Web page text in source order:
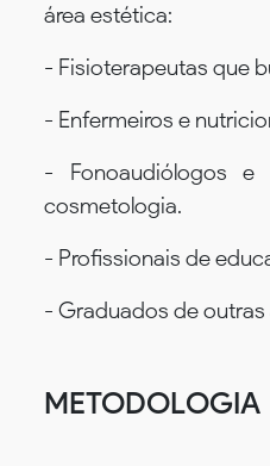
área estética:
- Fisioterapeutas que
- Enfermeiros e
- Fonoaudiólogos
cosmetologia.
- Profissionais de
- Graduados de
METODOLOGIA